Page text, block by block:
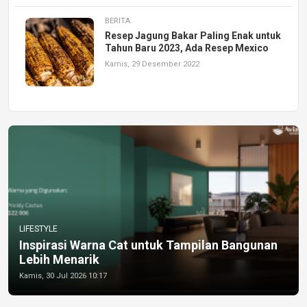
BERITA
Resep Jagung Bakar Paling Enak untuk
Tahun Baru 2023, Ada Resep Mexico
Kamis, 29 Desember 2022
LIFESTYLE
Inspirasi Warna Cat untuk Tampilan Bangunan
Lebih Menarik
Kamis, 30 Jul 2026 10:17